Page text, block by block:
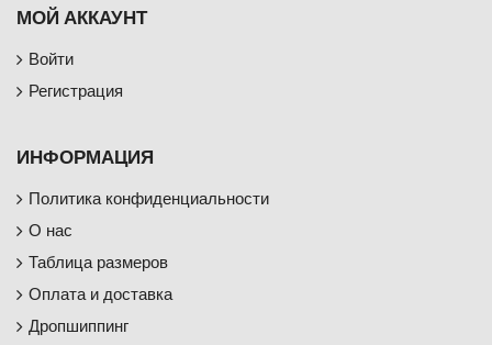
МОЙ АККАУНТ
Войти
Регистрация
ИНФОРМАЦИЯ
Политика конфиденциальности
О нас
Таблица размеров
Оплата и доставка
Дропшиппинг